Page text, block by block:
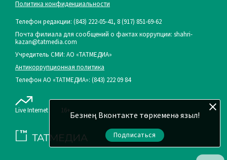
Безнең Вконтакте төркеменә языл!
Подписаться
Политика конфиденциальности
Телефон редакции: (843) 222-05-41, 8 (917) 851-69-62
Почта филиала для сообщений о фактах коррупции: shahri-
kazan@tatmedia.com
Учредитель СМИ: АО «ТАТМЕДИА»
Антикоррупционная политика
Телефон АО «ТАТМЕДИА»: (843) 222 09 84
Live Internet 16+